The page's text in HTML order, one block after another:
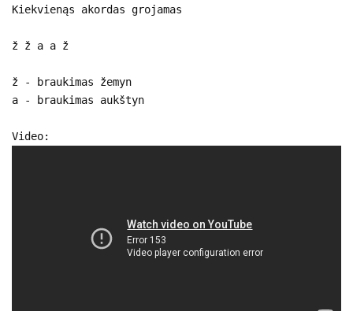
Kiekvienąs akordas grojamas
ž ž a a ž
ž - braukimas žemyn
a - braukimas aukštyn
Video: